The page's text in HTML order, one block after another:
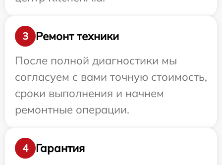
3
Ремонт техники
После полной диагностики мы
согласуем с вами точную стоимость,
сроки выполнения и начнем
ремонтные операции.
4
Гарантия